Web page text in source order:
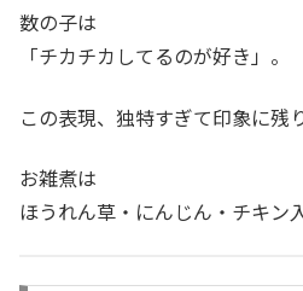
数の子は
「チカチカしてるのが好き」。
この表現、独特すぎて印象に残
お雑煮は
ほうれん草・にんじん・チキン